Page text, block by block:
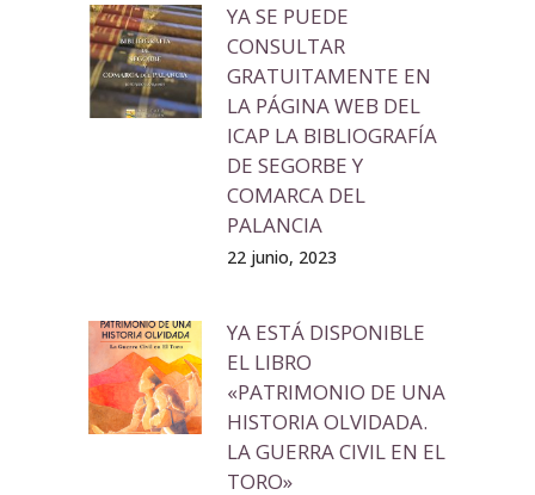
YA SE PUEDE
CONSULTAR
GRATUITAMENTE EN
LA PÁGINA WEB DEL
ICAP LA BIBLIOGRAFÍA
DE SEGORBE Y
COMARCA DEL
PALANCIA
22 junio, 2023
YA ESTÁ DISPONIBLE
EL LIBRO
«PATRIMONIO DE UNA
HISTORIA OLVIDADA.
LA GUERRA CIVIL EN EL
TORO»